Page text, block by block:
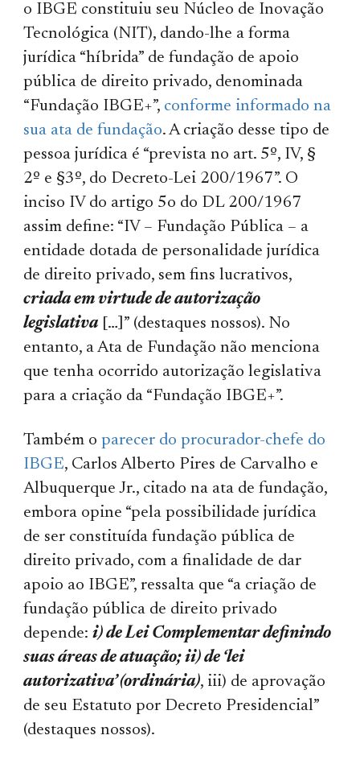
o IBGE constituiu seu Núcleo de Inovação
Tecnológica (NIT), dando-lhe a forma
jurídica “híbrida” de fundação de apoio
pública de direito privado, denominada
“Fundação IBGE+”, conforme informado na
sua ata de fundação. A criação desse tipo de
pessoa jurídica é “prevista no art. 5º, IV, §
2º e §3º, do Decreto-Lei 200/1967”. O
inciso IV do artigo 5o do DL 200/1967
assim define: “IV – Fundação Pública – a
entidade dotada de personalidade jurídica
de direito privado, sem fins lucrativos,
criada em virtude de autorização
legislativa […]” (destaques nossos). No
entanto, a Ata de Fundação não menciona
que tenha ocorrido autorização legislativa
para a criação da “Fundação IBGE+”.
Também oparecer do procurador-chefe do
IBGE, Carlos Alberto Pires de Carvalho e
Albuquerque Jr., citado na ata de fundação,
embora opine “pela possibilidade jurídica
de ser constituída fundação pública de
direito privado, com a finalidade de dar
apoio ao IBGE”, ressalta que “a criação de
fundação pública de direito privado
depende:i) de Lei Complementar definindo
suas áreas de atuação; ii) de ‘lei
autorizativa’ (ordinária), iii) de aprovação
de seu Estatuto por Decreto Presidencial”
(destaques nossos).